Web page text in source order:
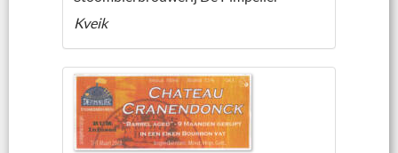
Kveik